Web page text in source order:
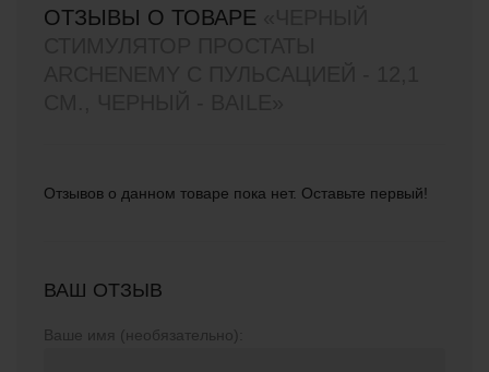
ОТЗЫВЫ О ТОВАРЕ
Отзывов о данном товаре пока нет. Оставьте первый!
ВАШ ОТЗЫВ
Ваше имя (необязательно):